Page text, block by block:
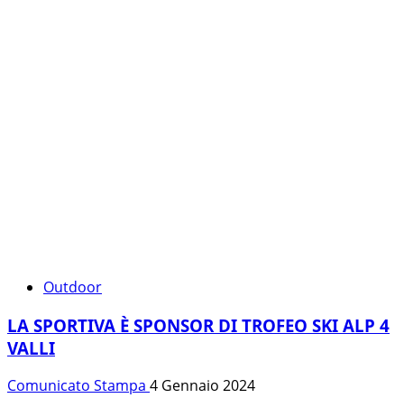
Outdoor
LA SPORTIVA È SPONSOR DI TROFEO SKI ALP 4
VALLI
Comunicato Stampa 4 Gennaio 2024